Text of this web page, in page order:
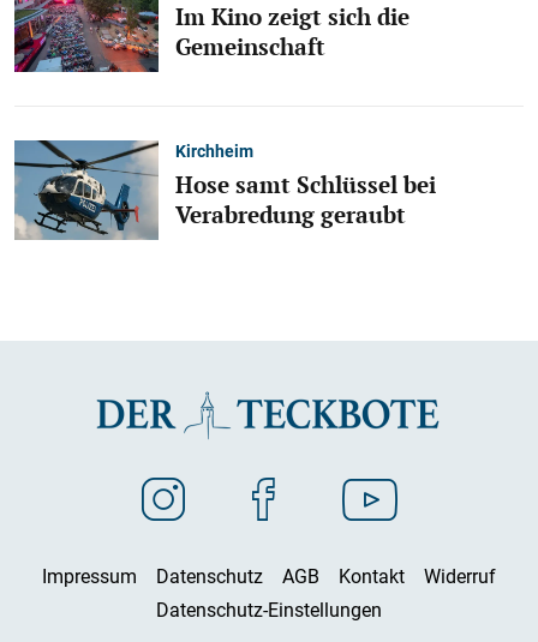
Im Kino zeigt sich die
Gemeinschaft
Kirchheim
Hose samt Schlüssel bei
Verabredung geraubt
Impressum Datenschutz AGB Kontakt
Widerruf
Datenschutz-Einstellungen